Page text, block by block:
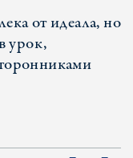
от идеала, но
урок,